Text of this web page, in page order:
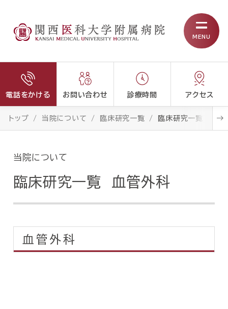
MENU
電話をかける お問い合わせ 診療時間 アクセス
トップ 当院について 臨床研究一覧 臨床研究一覧 血管
当院について
臨床研究一覧 血管外科
血管外科